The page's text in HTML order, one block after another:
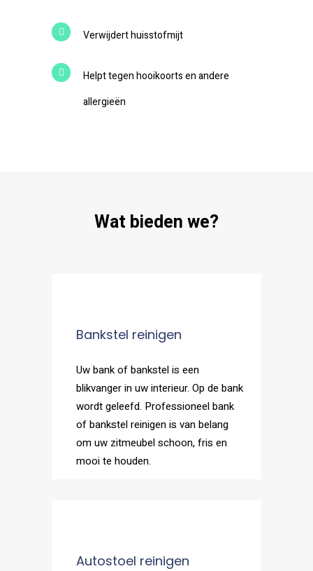
Verwijdert huisstofmijt
Helpt tegen hooikoorts en andere
allergieën
Wat bieden we?
Bankstel reinigen
Uw bank of bankstel is een
blikvanger in uw interieur. Op de bank
wordt geleefd. Professioneel bank
of bankstel reinigen is van belang
om uw zitmeubel schoon, fris en
mooi te houden.
Autostoel reinigen